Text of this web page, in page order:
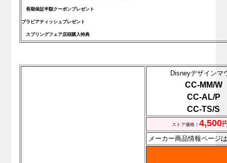
長期保証半額クーポンプレゼント
ブラビアティッシュプレゼント
スプリングフェア店頭購入特典
Disneyデザインマ
CC-MM/W
CC-AL/P
CC-TS/S
ストア価格： 4,500
メーカー商品情報ページ